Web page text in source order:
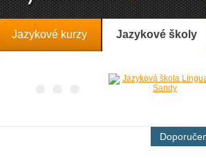
Jazykové kurzy Jazykové školy